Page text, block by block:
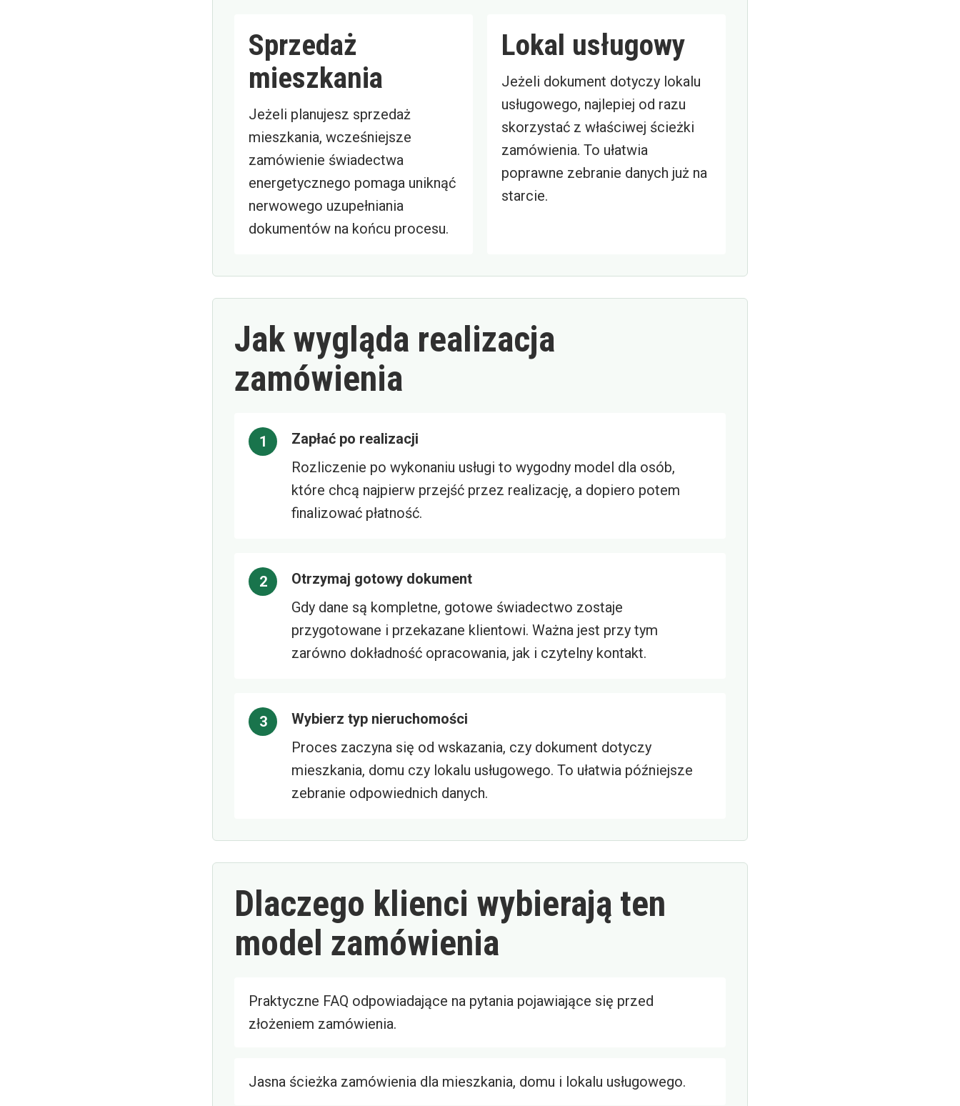
Sprzedaż
mieszkania
Jeżeli planujesz sprzedaż
mieszkania, wcześniejsze
zamówienie świadectwa
energetycznego pomaga uniknąć
nerwowego uzupełniania
dokumentów na końcu procesu.
Lokal usługowy
Jeżeli dokument dotyczy lokalu
usługowego, najlepiej od razu
skorzystać z właściwej ścieżki
zamówienia. To ułatwia
poprawne zebranie danych już na
starcie.
Jak wygląda realizacja
zamówienia
Zapłać po realizacji
Rozliczenie po wykonaniu usługi to wygodny model dla osób,
które chcą najpierw przejść przez realizację, a dopiero potem
finalizować płatność.
Otrzymaj gotowy dokument
Gdy dane są kompletne, gotowe świadectwo zostaje
przygotowane i przekazane klientowi. Ważna jest przy tym
zarówno dokładność opracowania, jak i czytelny kontakt.
Wybierz typ nieruchomości
Proces zaczyna się od wskazania, czy dokument dotyczy
mieszkania, domu czy lokalu usługowego. To ułatwia późniejsze
zebranie odpowiednich danych.
Dlaczego klienci wybierają ten
model zamówienia
Praktyczne FAQ odpowiadające na pytania pojawiające się przed
złożeniem zamówienia.
Jasna ścieżka zamówienia dla mieszkania, domu i lokalu usługowego.